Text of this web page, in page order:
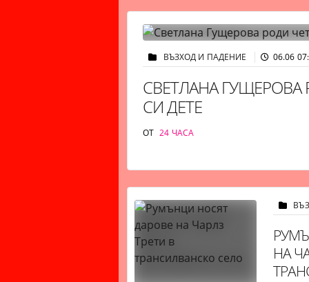
ВЪЗХОД И ПАДЕНИЕ 06.06
СВЕТЛАНА
СИ ДЕТЕ
ОТ 24 ЧАСА
НА